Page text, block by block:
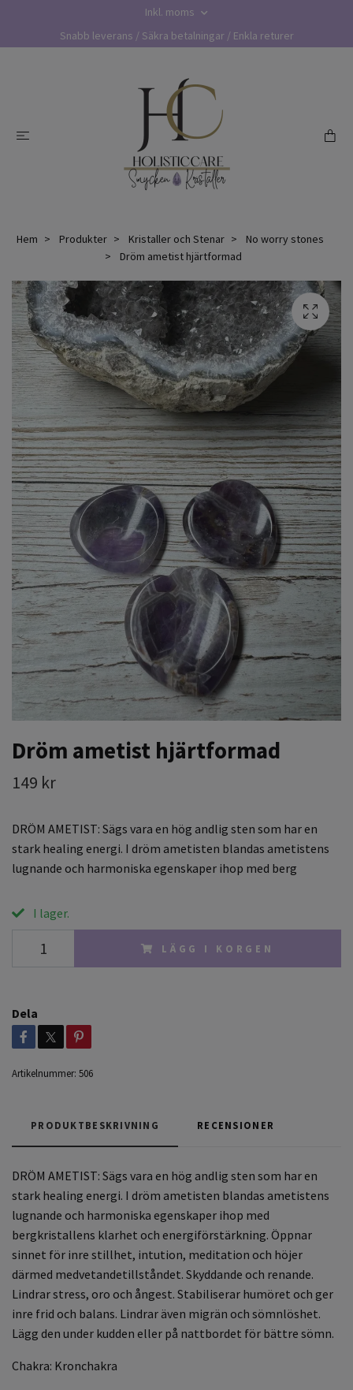
Inkl. moms
Snabb leverans / Säkra betalningar / Enkla returer
Hem Produkter Kristaller och Stenar
No worry stones
Dröm ametist hjärtformad
Dröm ametist hjärtformad
149 kr
DRÖM AMETIST: Sägs vara en hög andlig sten som har en
stark healing energi. I dröm ametisten blandas ametistens
lugnande och harmoniska egenskaper ihop med berg
I lager.
LÄGG I KORGEN
Dela
Artikelnummer: 506
PRODUKTBESKRIVNING RECENSIONER
DRÖM AMETIST: Sägs vara en hög andlig sten som har en
stark healing energi. I dröm ametisten blandas ametistens
lugnande och harmoniska egenskaper ihop med
bergkristallens klarhet och energiförstärkning. Öppnar
sinnet för inre stillhet, intution, meditation och höjer
därmed medvetandetillståndet. Skyddande och renande.
Lindrar stress, oro och ångest. Stabiliserar humöret och ger
inre frid och balans. Lindrar även migrän och sömnlöshet.
Lägg den under kudden eller på nattbordet för bättre sömn.
Chakra: Kronchakra